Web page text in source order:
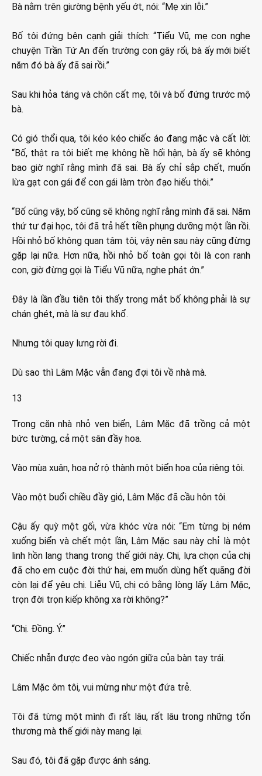
Bà nằm trên giường bệnh yếu ớt, nói: “Mẹ xin lỗi.”
Bố tôi đứng bên cạnh giải thích: “Tiểu Vũ, mẹ con nghe
chuyện Trần Tứ An đến trường con gây rối, bà ấy mới biết
năm đó bà ấy đã sai rồi.”
Sau khi hỏa táng và chôn cất mẹ, tôi và bố đứng trước mộ
bà.
Có gió thổi qua, tôi kéo kéo chiếc áo đang mặc và cất lời:
“Bố, thật ra tôi biết mẹ không hề hối hận, bà ấy sẽ không
bao giờ nghĩ rằng mình đã sai. Bà ấy chỉ sắp chết, muốn
lừa gạt con gái để con gái làm tròn đạo hiếu thôi.”
“Bố cũng vậy, bố cũng sẽ không nghĩ rằng mình đã sai. Năm
thứ tư đại học, tôi đã trả hết tiền phụng dưỡng một lần rồi.
Hồi nhỏ bố không quan tâm tôi, vậy nên sau này cũng đừng
gặp lại nữa. Hơn nữa, hồi nhỏ bố toàn gọi tôi là con ranh
con, giờ đừng gọi là Tiểu Vũ nữa, nghe phát ớn.”
Đây là lần đầu tiên tôi thấy trong mắt bố không phải là sự
chán ghét, mà là sự đau khổ.
Nhưng tôi quay lưng rời đi.
Dù sao thì Lâm Mặc vẫn đang đợi tôi về nhà mà.
13
Trong căn nhà nhỏ ven biển, Lâm Mặc đã trồng cả một
bức tường, cả một sân đầy hoa.
Vào mùa xuân, hoa nở rộ thành một biển hoa của riêng tôi.
Vào một buổi chiều đầy gió, Lâm Mặc đã cầu hôn tôi.
Cậu ấy quỳ một gối, vừa khóc vừa nói: “Em từng bị ném
xuống biển và chết một lần, Lâm Mặc sau này chỉ là một
linh hồn lang thang trong thế giới này. Chị, lựa chọn của chị
đã cho em cuộc đời thứ hai, em muốn dùng hết quãng đời
còn lại để yêu chị. Liễu Vũ, chị có bằng lòng lấy Lâm Mặc,
trọn đời trọn kiếp không xa rời không?”
“Chị. Đồng. Ý.”
Chiếc nhẫn được đeo vào ngón giữa của bàn tay trái.
Lâm Mặc ôm tôi, vui mừng như một đứa trẻ.
Tôi đã từng một mình đi rất lâu, rất lâu trong những tổn
thương mà thế giới này mang lại.
Sau đó, tôi đã gặp được ánh sáng.